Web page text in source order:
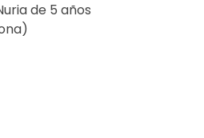
de 5 años